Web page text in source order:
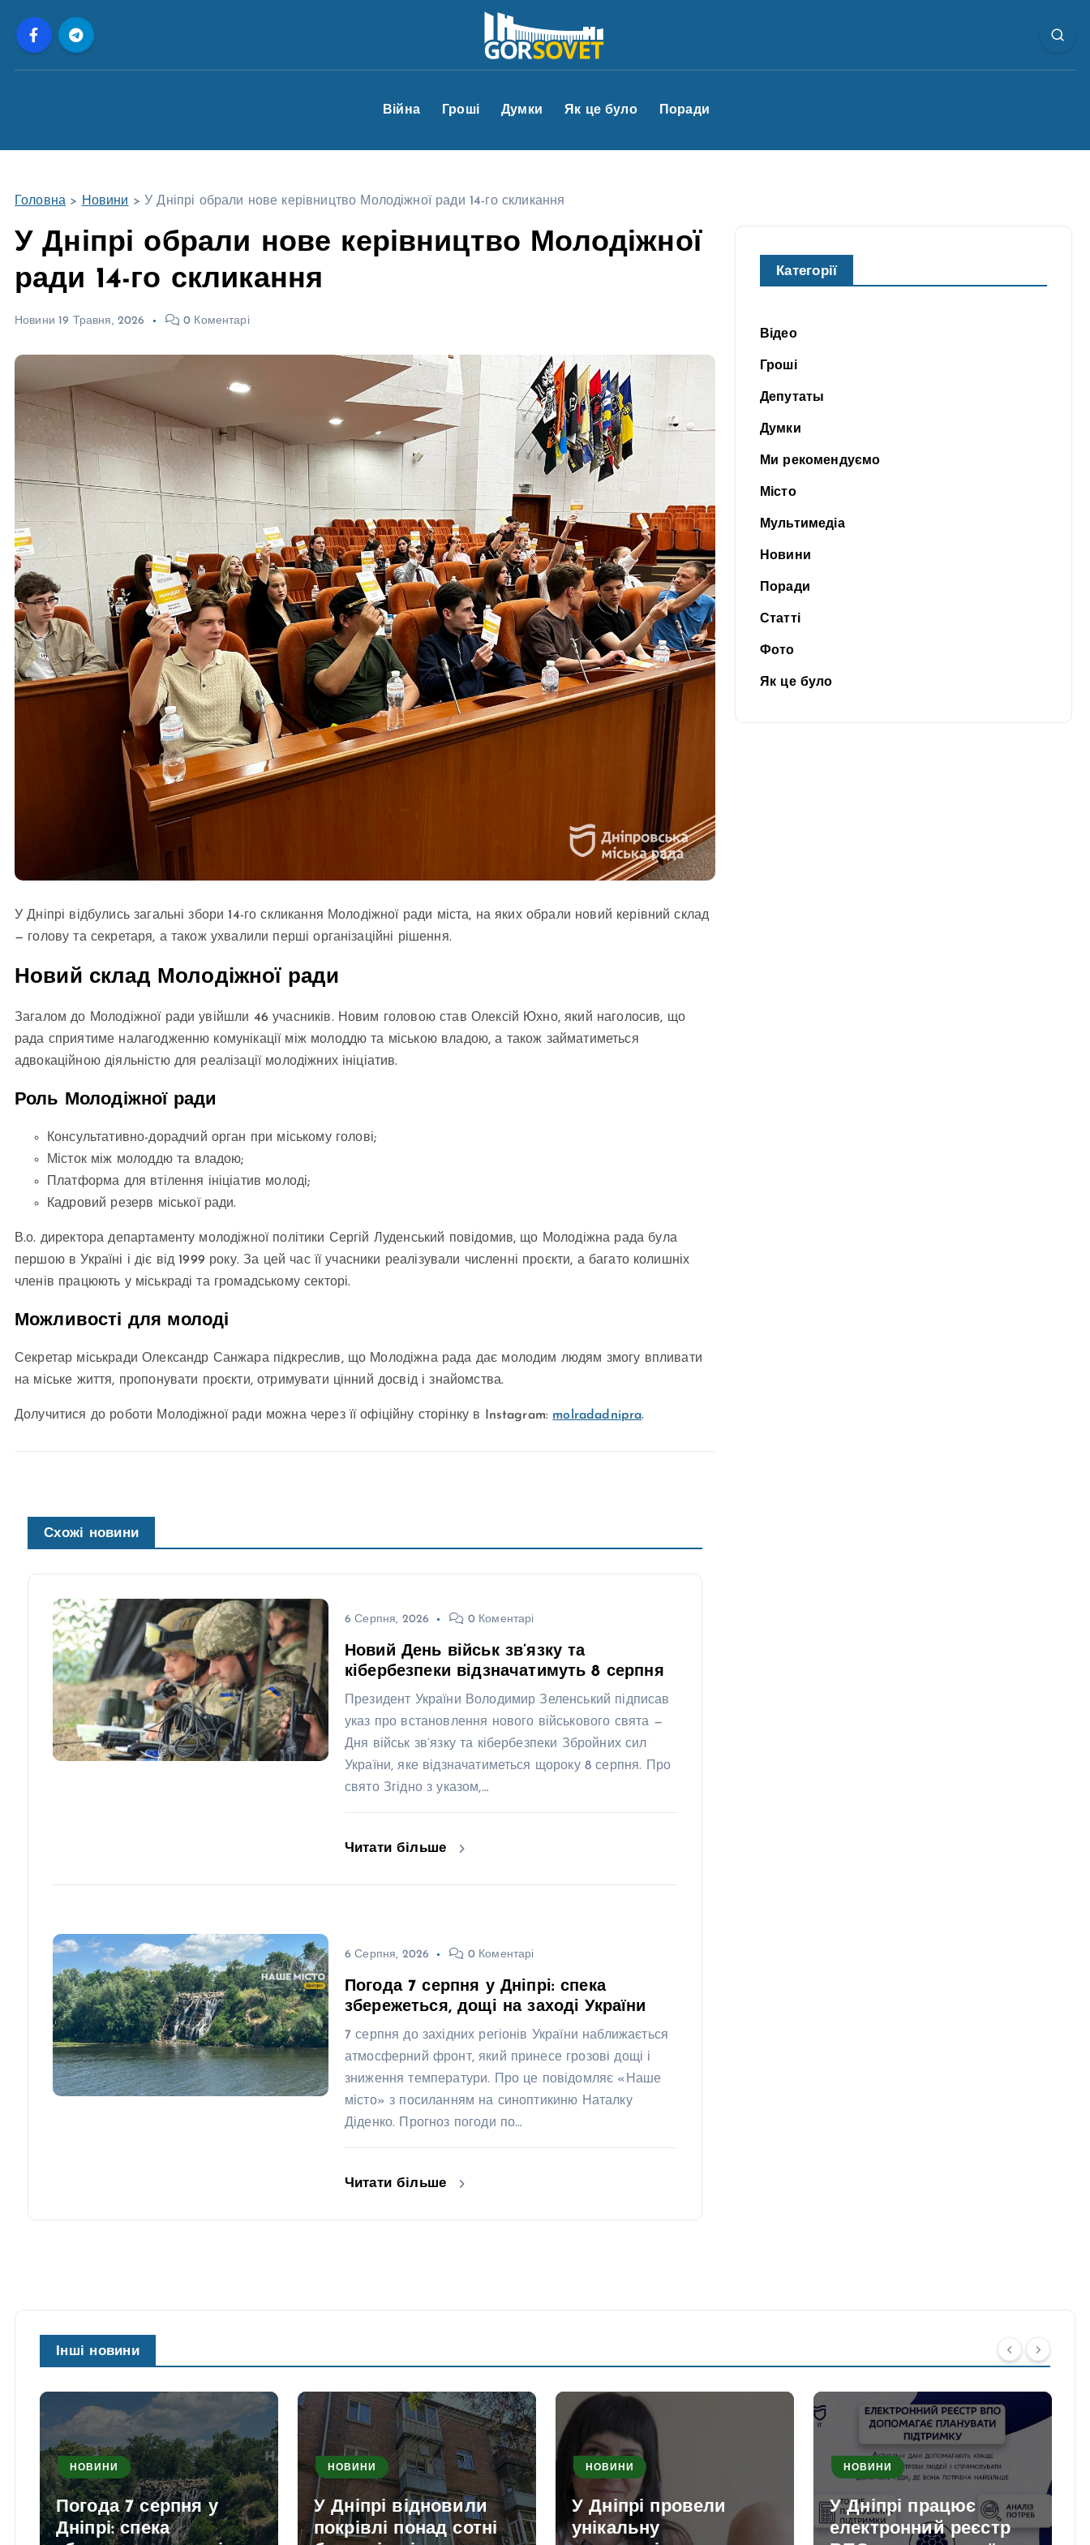
Війна Гроші Думки Як це було Поради
Головна > Новини > У Дніпрі обрали нове керівництво Молодіжної ради 14-го скликання
У Дніпрі обрали нове керівництво Молодіжної
ради 14-го скликання
Новини 19 Травня, 2026 0 Коментарі
У Дніпрі відбулись загальні збори 14-го скликання Молодіжної ради міста, на яких обрали новий керівний склад
— голову та секретаря, а також ухвалили перші організаційні рішення.
Новий склад Молодіжної ради
Загалом до Молодіжної ради увійшли 46 учасників. Новим головою став Олексій Юхно, який наголосив, що
рада сприятиме налагодженню комунікації між молоддю та міською владою, а також займатиметься
адвокаційною діяльністю для реалізації молодіжних ініціатив.
Роль Молодіжної ради
Консультативно-дорадчий орган при міському голові;
Місток між молоддю та владою;
Платформа для втілення ініціатив молоді;
Кадровий резерв міської ради.
В.о. директора департаменту молодіжної політики Сергій Луденський повідомив, що Молодіжна рада була
першою в Україні і діє від 1999 року. За цей час її учасники реалізували численні проєкти, а багато колишніх
членів працюють у міськраді та громадському секторі.
Можливості для молоді
Секретар міськради Олександр Санжара підкреслив, що Молодіжна рада дає молодим людям змогу впливати
на міське життя, пропонувати проєкти, отримувати цінний досвід і знайомства.
Долучитися до роботи Молодіжної ради можна через її офіційну сторінку в Instagram: molradadnipra.
Схожі новини
6 Серпня, 2026 0 Коментарі
Новий День військ зв’язку та
кібербезпеки відзначатимуть 8 серпня
Президент України Володимир Зеленський підписав
указ про встановлення нового військового свята —
Дня військ зв’язку та кібербезпеки Збройних сил
України, яке відзначатиметься щороку 8 серпня. Про
свято Згідно з указом,…
Читати більше
6 Серпня, 2026 0 Коментарі
Погода 7 серпня у Дніпрі: спека
збережеться, дощі на заході України
7 серпня до західних регіонів України наближається
атмосферний фронт, який принесе грозові дощі і
зниження температури. Про це повідомляє «Наше
місто» з посиланням на синоптикиню Наталку
Діденко. Прогноз погоди по…
Читати більше
Категорії
Відео
Гроші
Депутаты
Думки
Ми рекомендуємо
Місто
Мультимедіа
Новини
Поради
Статті
Фото
Як це було
Інші новини
НОВИНИ
Погода 7 серпня у
Дніпрі: спека
НОВИНИ
У Дніпрі відновили
покрівлі понад сотні
НОВИНИ
У Дніпрі провели
унікальну
НОВИНИ
У Дніпрі працює
електронний реєстр